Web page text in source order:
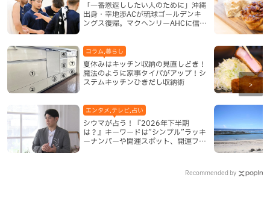
「一番恩返ししたい人のために」沖縄
出身・幸地渉ACが琉球ゴールデンキ
ングス復帰。マクヘンリーAHCに信頼
夏休みはキッチン収納の見直しどき！
魔法のように家事タイパがアップ！シ
ステムキッチンひきだし収納術
コラム,暮らし
シウマが占う！『2026年下半期
は？』キーワードは”シンプル”ラッキ
ーナンバーや開運スポット、開運フー
エンタメ,テレビ,占い
Recommended by